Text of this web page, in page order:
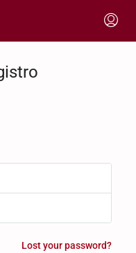
Lost your password?